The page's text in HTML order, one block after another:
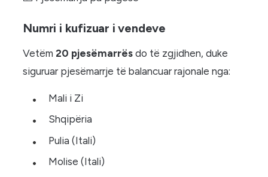
Numri i kufizuar i vendeve
Vetëm20 pjesëmarrës do të zgjidhen, duke
siguruar pjesëmarrje të balancuar rajonale nga:
Mali i Zi
Shqipëria
Pulia (Itali)
Molise (Itali)